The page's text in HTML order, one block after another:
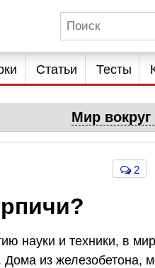
Статьи Тесты
Мир вокруг
2
науки и техники, в
Дома из железобетона,